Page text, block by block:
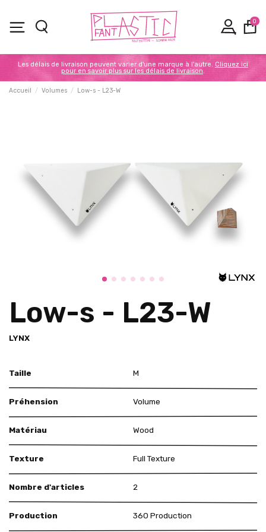
0
Les délais de livraison peuvent varier d'une marque à l'autre. Cliquez ici
pour en savoir plus sur les délais de livraison.
Accueil Volumes Low-s - L23-W
Low-s - L23-W
LYNX
Taille M
Préhension Volume
Matériau Wood
Texture Full Texture
Nombre d'articles 2
Production 360 Production